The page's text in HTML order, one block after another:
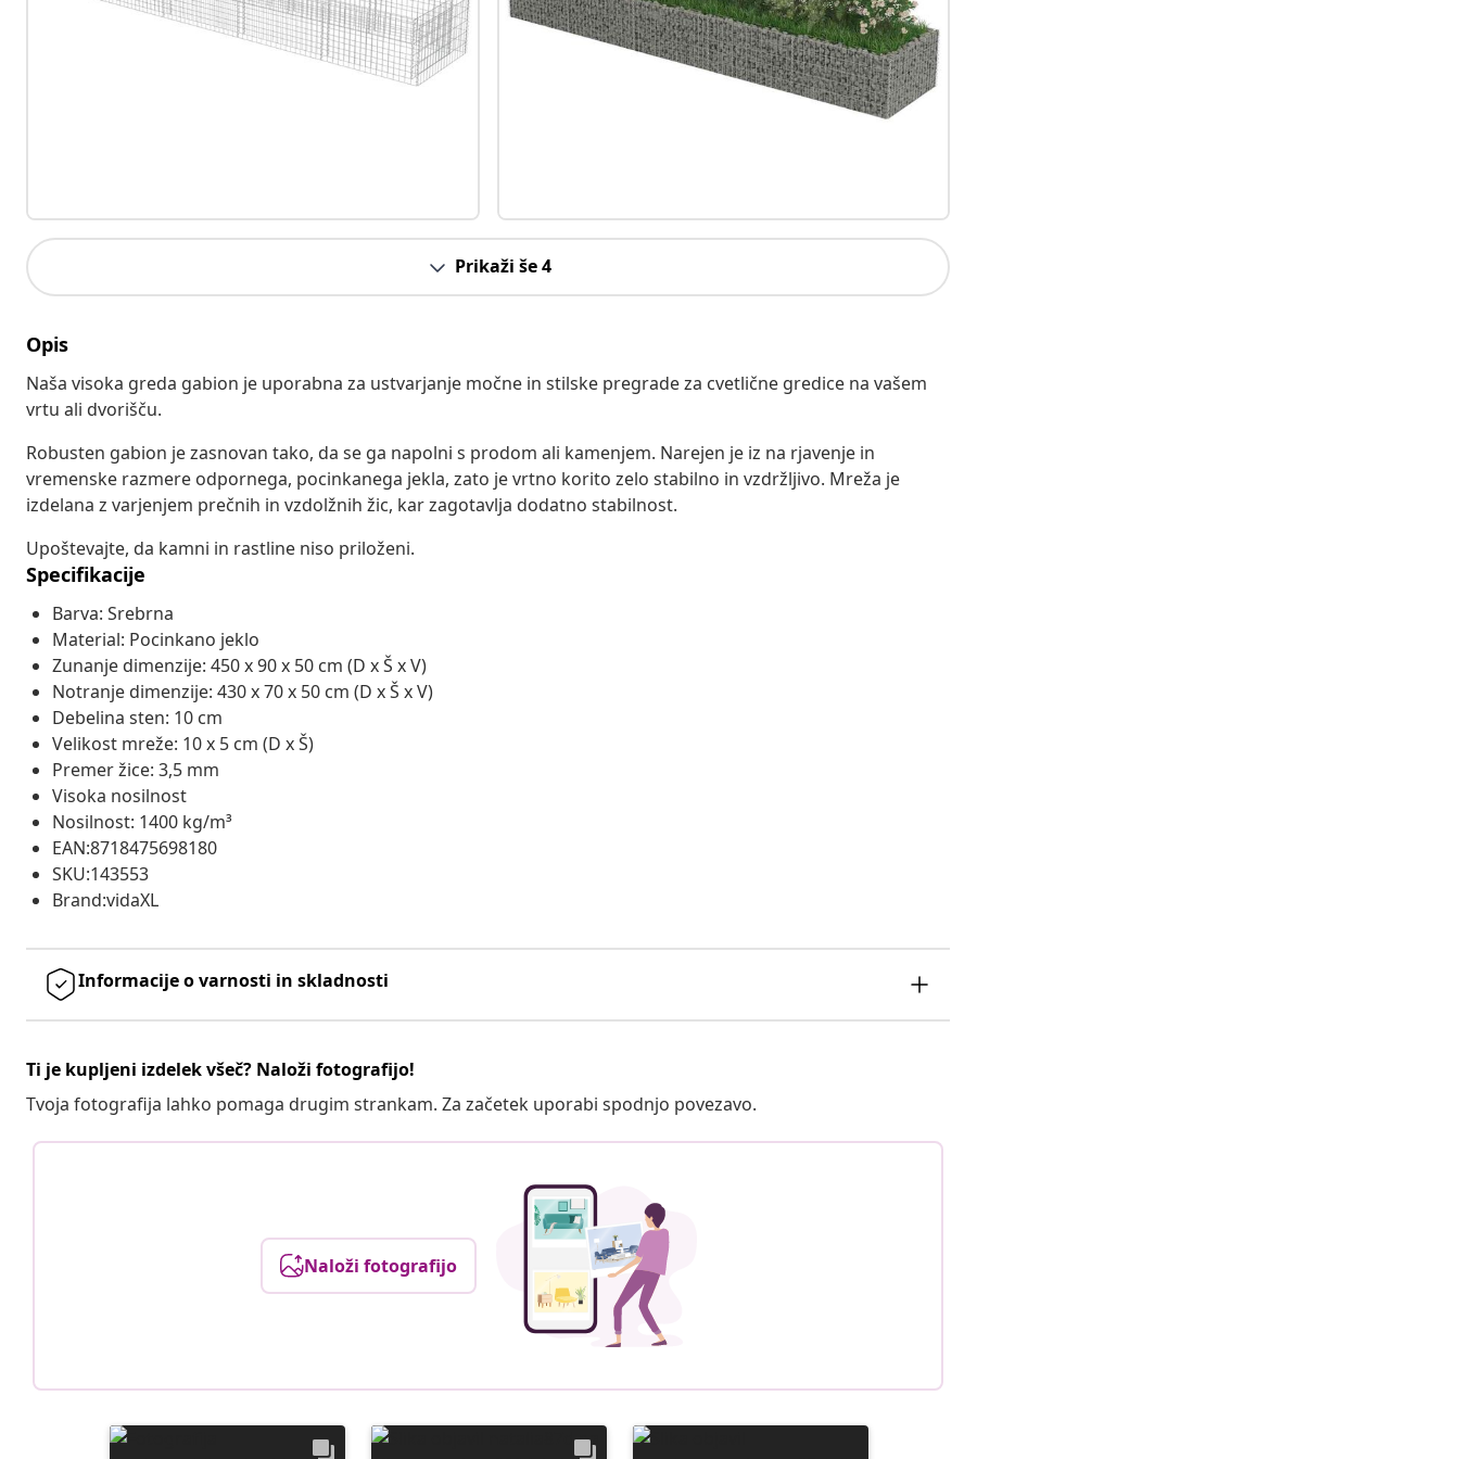
Prikaži še 4
Opis
Naša visoka greda gabion je uporabna za ustvarjanje močne in stilske pregrade za cvetlične gredice na vašem
vrtu ali dvorišču.
Robusten gabion je zasnovan tako, da se ga napolni s prodom ali kamenjem. Narejen je iz na rjavenje in
vremenske razmere odpornega, pocinkanega jekla, zato je vrtno korito zelo stabilno in vzdržljivo. Mreža je
izdelana z varjenjem prečnih in vzdolžnih žic, kar zagotavlja dodatno stabilnost.
Upoštevajte, da kamni in rastline niso priloženi.
Specifikacije
Barva: Srebrna
Material: Pocinkano jeklo
Zunanje dimenzije: 450 x 90 x 50 cm (D x Š x V)
Notranje dimenzije: 430 x 70 x 50 cm (D x Š x V)
Debelina sten: 10 cm
Velikost mreže: 10 x 5 cm (D x Š)
Premer žice: 3,5 mm
Visoka nosilnost
Nosilnost: 1400 kg/m³
EAN:8718475698180
SKU:143553
Brand:vidaXL
Informacije o varnosti in skladnosti
Ti je kupljeni izdelek všeč? Naloži fotografijo!
Tvoja fotografija lahko pomaga drugim strankam. Za začetek uporabi spodnjo povezavo.
Naloži fotografijo